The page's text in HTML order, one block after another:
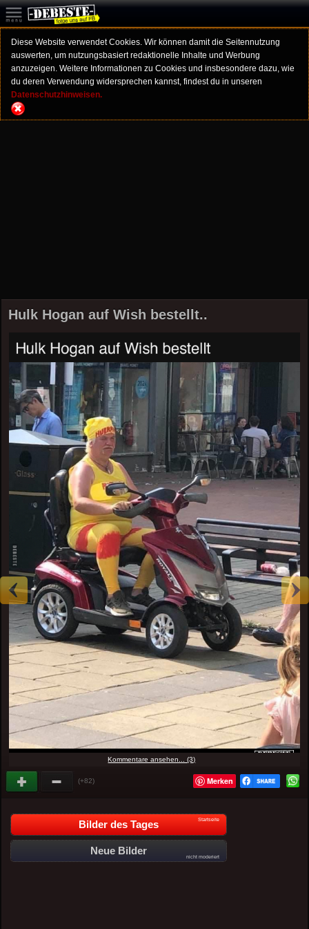
Diese Website verwendet Cookies. Wir können damit die Seitennutzung
auswerten, um nutzungsbasiert redaktionelle Inhalte und Werbung
anzuzeigen. Weitere Informationen zu Cookies und insbesondere dazu, wie
du deren Verwendung widersprechen kannst, findest du in unseren
Datenschutzhinweisen.
Hulk Hogan auf Wish bestellt..
Kommentare ansehen... (3)
(+82) Merken
Bilder des Tages Startseite
Neue Bilder
nicht moderiert